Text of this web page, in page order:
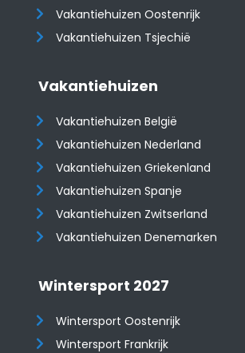
​​​​​​​Vakantiehuizen Oostenrijk
Vakantiehuizen Tsjechië
Vakantiehuizen
Vakantiehuizen België
Vakantiehuizen Nederland
Vakantiehuizen Griekenland
Vakantiehuizen Spanje
​​​​​​​Vakantiehuizen Zwitserland
Vakantiehuizen Denemarken
Wintersport 2027
Wintersport Oostenrijk
Wintersport Frankrijk